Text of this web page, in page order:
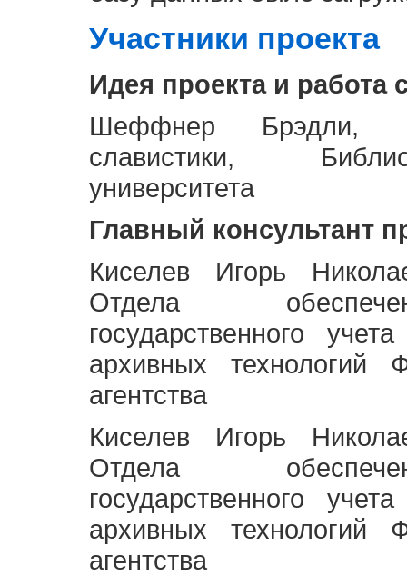
Участники проекта
Идея проекта и работа
Шеффнер Брэдли,
славистики,
университета
Главный консультант
Киселев Игорь
Отдела
государственного
архивных технологий
агентства
Киселев Игорь
Отдела
государственного
архивных технологий
агентства